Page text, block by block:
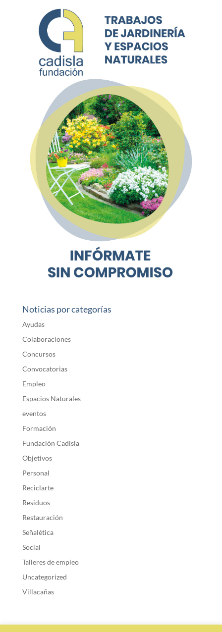
Noticias por categorías
Ayudas
Colaboraciones
Concursos
Convocatorias
Empleo
Espacios Naturales
eventos
Formación
Fundación Cadisla
Objetivos
Personal
Reciclarte
Residuos
Restauración
Señalética
Social
Talleres de empleo
Uncategorized
Villacañas